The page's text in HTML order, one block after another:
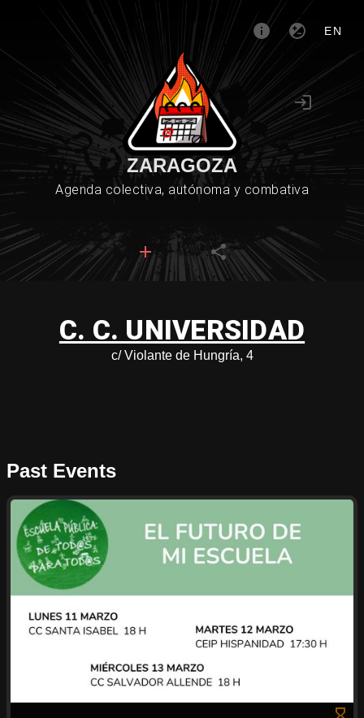
EN
ZARAGOZA
Agenda colectiva, autónoma y combativa
C. C. UNIVERSIDAD
c/ Violante de Hungría, 4
Past Events